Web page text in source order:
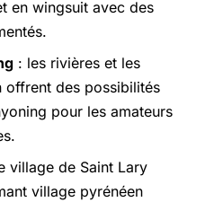
en wingsuit avec des
: les rivières et les
offrent des possibilités
pour les amateurs
village de Saint Lary
village pyrénéen